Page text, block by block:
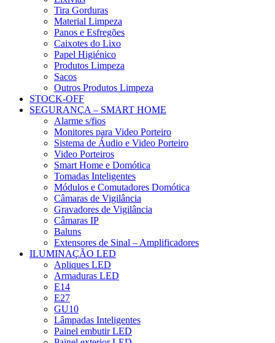
Tira Gorduras
Material Limpeza
Panos e Esfregões
Caixotes do Lixo
Papel Higiénico
Produtos Limpeza
Sacos
Outros Produtos Limpeza
STOCK-OFF
SEGURANÇA – SMART HOME
Alarme s/fios
Monitores para Video Porteiro
Sistema de Áudio e Video Porteiro
Video Porteiros
Smart Home e Domótica
Tomadas Inteligentes
Módulos e Comutadores Domótica
Câmaras de Vigilância
Gravadores de Vigilância
Câmaras IP
Baluns
Extensores de Sinal – Amplificadores
ILUMINAÇÃO LED
Apliques LED
Armaduras LED
E14
E27
GU10
Lâmpadas Inteligentes
Painel embutir LED